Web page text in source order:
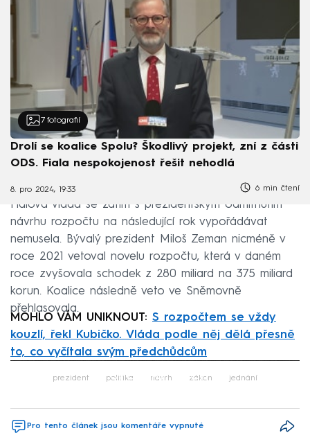
7 fotografií
Drolí se koalice Spolu? Škodlivý projekt, zní z části
ODS. Fiala nespokojenost řešit nehodlá
8. pro 2024, 19:33 6 min čtení
Fialova vláda se zatím s prezidentským odmítnutím
návrhu rozpočtu na následující rok vypořádávat
nemusela. Bývalý prezident Miloš Zeman nicméně v
roce 2021 vetoval novelu rozpočtu, která v daném
roce zvyšovala schodek z 280 miliard na 375 miliard
korun. Koalice následně veto ve Sněmovně
přehlasovala.
MOHLO VÁM UNIKNOUT: S rozpočtem se vždy
kouzlí, řekl Kubičko. Vláda podle něj dělá přesně
to, co vyčítala svým předchůdcům
Failed to fetch
prezident politika návrh zákon jednání
Pro tento článek jsou komentáře vypnuté